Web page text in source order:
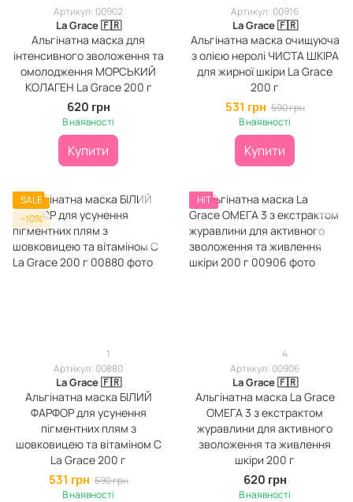
Артикул: 00902
La Grace 🇫🇷
Альгінатна маска для
інтенсивного зволоження та
омолодження МОРСЬКИЙ
КОЛАГЕН La Grace 200 г
620 грн
В наявності
Купити
Артикул: 00916
La Grace 🇫🇷
Альгінатна маска очищуюча
з олією неролі ЧИСТА ШКІРА
для жирної шкіри La Grace
200 г
531 грн 590 грн
В наявності
Купити
SALE
−10%
1
Артикул: 00880
La Grace 🇫🇷
Альгінатна маска БІЛИЙ
ФАРФОР для усунення
пігментних плям з
шовковицею та вітаміном С
La Grace 200 г
531 грн 590 грн
В наявності
HIT
4
Артикул: 00906
La Grace 🇫🇷
Альгінатна маска La Grace
ОМЕГА 3 з екстрактом
журавлини для активного
зволоження та живлення
шкіри 200 г
620 грн
В наявності